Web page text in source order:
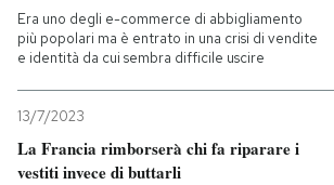
Era uno degli e-commerce di abbigliamento
più popolari ma è entrato in una crisi di vendite
e identità da cui sembra difficile uscire
13/7/2023
La Francia rimborserà chi fa riparare i
vestiti invece di buttarli